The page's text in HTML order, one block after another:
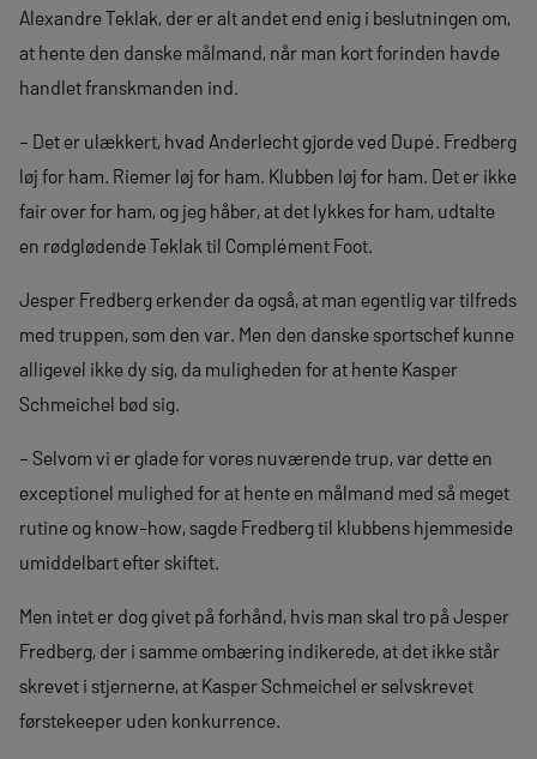
Alexandre Teklak, der er alt andet end enig i beslutningen om,
at hente den danske målmand, når man kort forinden havde
handlet franskmanden ind.
– Det er ulækkert, hvad Anderlecht gjorde ved Dupé. Fredberg
løj for ham. Riemer løj for ham. Klubben løj for ham. Det er ikke
fair over for ham, og jeg håber, at det lykkes for ham, udtalte
en rødglødende Teklak til Complément Foot.
Jesper Fredberg erkender da også, at man egentlig var tilfreds
med truppen, som den var. Men den danske sportschef kunne
alligevel ikke dy sig, da muligheden for at hente Kasper
Schmeichel bød sig.
– Selvom vi er glade for vores nuværende trup, var dette en
exceptionel mulighed for at hente en målmand med så meget
rutine og know-how, sagde Fredberg til klubbens hjemmeside
umiddelbart efter skiftet.
Men intet er dog givet på forhånd, hvis man skal tro på Jesper
Fredberg, der i samme ombæring indikerede, at det ikke står
skrevet i stjernerne, at Kasper Schmeichel er selvskrevet
førstekeeper uden konkurrence.